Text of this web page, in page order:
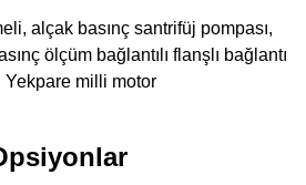
alçak basınç santrifüj pompası,
ölçüm bağlantılı flanşlı bağlantı
Yekpare milli motor